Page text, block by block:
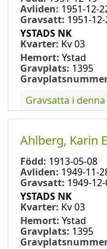
Avliden: 1951-12-
Gravsatt: 1951-
YSTADS NK
Kvarter: Kv 03
Hemort: Ystad
Gravplats: 1395
Gravsatta i
Ahlberg, Karin
Född: 1913-05-08
Avliden: 1949-11-
Gravsatt: 1949-
YSTADS NK
Kvarter: Kv 03
Hemort: Ystad
Gravplats: 1395